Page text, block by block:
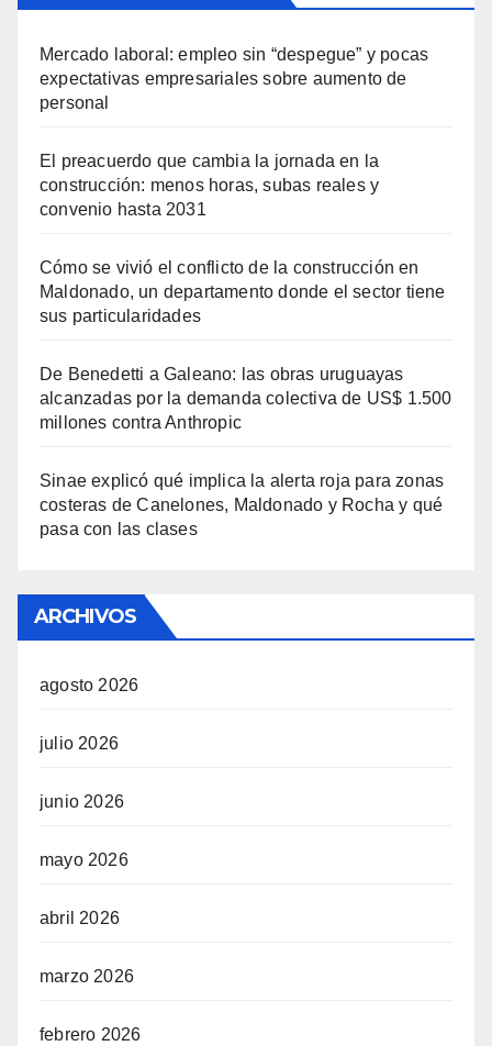
Mercado laboral: empleo sin “despegue” y pocas
expectativas empresariales sobre aumento de
personal
El preacuerdo que cambia la jornada en la
construcción: menos horas, subas reales y
convenio hasta 2031
Cómo se vivió el conflicto de la construcción en
Maldonado, un departamento donde el sector tiene
sus particularidades
De Benedetti a Galeano: las obras uruguayas
alcanzadas por la demanda colectiva de US$ 1.500
millones contra Anthropic
Sinae explicó qué implica la alerta roja para zonas
costeras de Canelones, Maldonado y Rocha y qué
pasa con las clases
ARCHIVOS
agosto 2026
julio 2026
junio 2026
mayo 2026
abril 2026
marzo 2026
febrero 2026